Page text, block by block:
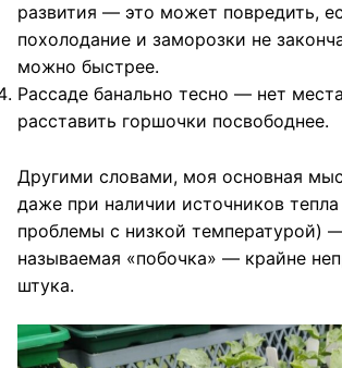
развития — это может повредить,
похолодание и заморозки не
можно быстрее.
Рассаде банально тесно — нет
расставить горшочки посвободнее.
Другими словами, моя основная
даже при наличии источников
проблемы с низкой температурой)
называемая «побочка» — крайне
штука.